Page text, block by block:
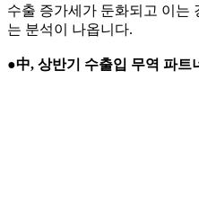
수출 증가세가 둔화되고 이는
는 분석이 나옵니다.
●中, 상반기 수출입 무역 파트